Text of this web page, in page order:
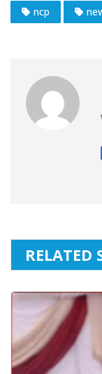
ncp
RELATED